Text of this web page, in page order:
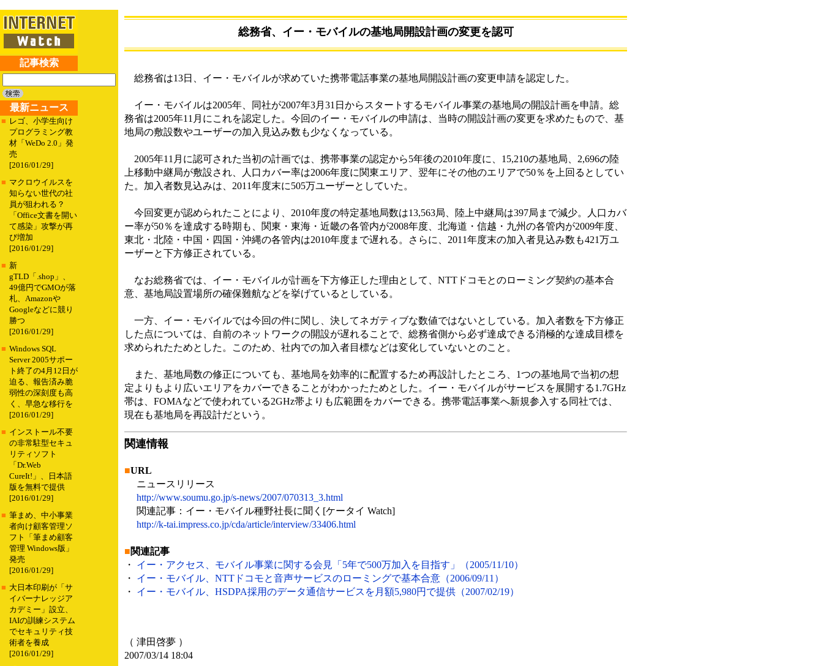
記事検索
最新ニュース
■ レゴ、小学生向け
プログラミング教
材「WeDo 2.0」発
売
[2016/01/29]
■ マクロウイルスを
知らない世代の社
員が狙われる？
「Office文書を開い
て感染」攻撃が再
び増加
[2016/01/29]
■ 新
gTLD「.shop」、
49億円でGMOが落
札、Amazonや
Googleなどに競り
勝つ
[2016/01/29]
■ Windows SQL
Server 2005サポー
ト終了の4月12日が
迫る、報告済み脆
弱性の深刻度も高
く、早急な移行を
[2016/01/29]
■ インストール不要
の非常駐型セキュ
リティソフト
「Dr.Web
CureIt!」、日本語
版を無料で提供
[2016/01/29]
■ 筆まめ、中小事業
者向け顧客管理ソ
フト「筆まめ顧客
管理 Windows版」
発売
[2016/01/29]
■ 大日本印刷が「サ
イバーナレッジア
カデミー」設立、
IAIの訓練システム
でセキュリティ技
術者を養成
[2016/01/29]
総務省、イー・モバイルの基地局開設計画の変更を認可
総務省は13日、イー・モバイルが求めていた携帯電話事業の基地局開設計画の変更申請を認定した。
イー・モバイルは2005年、同社が2007年3月31日からスタートするモバイル事業の基地局の開設計画を申請。総
務省は2005年11月にこれを認定した。今回のイー・モバイルの申請は、当時の開設計画の変更を求めたもので、基
地局の敷設数やユーザーの加入見込み数も少なくなっている。
2005年11月に認可された当初の計画では、携帯事業の認定から5年後の2010年度に、15,210の基地局、2,696の陸
上移動中継局が敷設され、人口カバー率は2006年度に関東エリア、翌年にその他のエリアで50％を上回るとしてい
た。加入者数見込みは、2011年度末に505万ユーザーとしていた。
今回変更が認められたことにより、2010年度の特定基地局数は13,563局、陸上中継局は397局まで減少。人口カバ
ー率が50％を達成する時期も、関東・東海・近畿の各管内が2008年度、北海道・信越・九州の各管内が2009年度、
東北・北陸・中国・四国・沖縄の各管内は2010年度まで遅れる。さらに、2011年度末の加入者見込み数も421万ユ
ーザーと下方修正されている。
なお総務省では、イー・モバイルが計画を下方修正した理由として、NTTドコモとのローミング契約の基本合
意、基地局設置場所の確保難航などを挙げているとしている。
一方、イー・モバイルでは今回の件に関し、決してネガティブな数値ではないとしている。加入者数を下方修正
した点については、自前のネットワークの開設が遅れることで、総務省側から必ず達成できる消極的な達成目標を
求められたためとした。このため、社内での加入者目標などは変化していないとのこと。
また、基地局数の修正についても、基地局を効率的に配置するため再設計したところ、1つの基地局で当初の想
定よりもより広いエリアをカバーできることがわかったためとした。イー・モバイルがサービスを展開する1.7GHz
帯は、FOMAなどで使われている2GHz帯よりも広範囲をカバーできる。携帯電話事業へ新規参入する同社では、
現在も基地局を再設計だという。
関連情報
■URL
ニュースリリース
http://www.soumu.go.jp/s-news/2007/070313_3.html
関連記事：イー・モバイル種野社長に聞く[ケータイ Watch]
http://k-tai.impress.co.jp/cda/article/interview/33406.html
■関連記事
・ イー・アクセス、モバイル事業に関する会見「5年で500万加入を目指す」（2005/11/10）
・ イー・モバイル、NTTドコモと音声サービスのローミングで基本合意（2006/09/11）
・ イー・モバイル、HSDPA採用のデータ通信サービスを月額5,980円で提供（2007/02/19）
（ 津田啓夢 ）
2007/03/14 18:04